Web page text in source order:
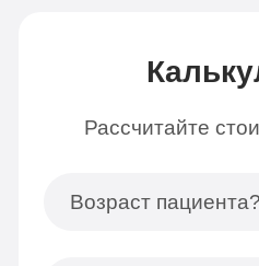
Рассчитайте
Возраст пациента?